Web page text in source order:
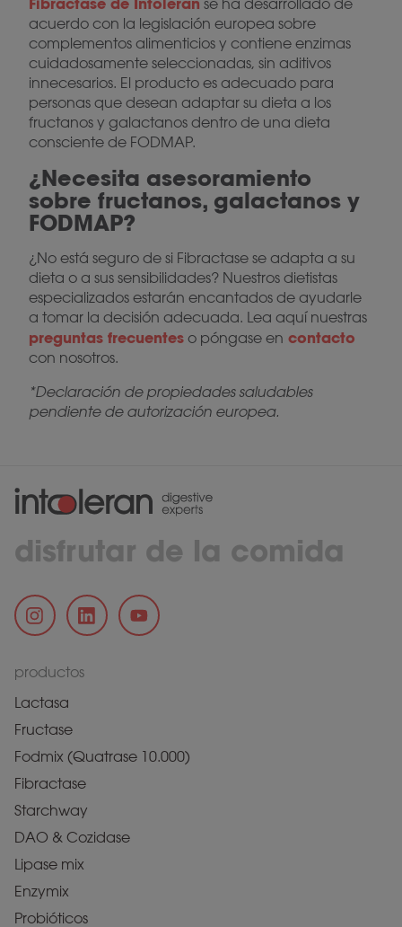
se ha desarrollado de
acuerdo con la legislación europea sobre
complementos alimenticios y contiene enzimas
cuidadosamente seleccionadas, sin aditivos
innecesarios. El producto es adecuado para
personas que desean adaptar su dieta a los
fructanos y galactanos dentro de una dieta
consciente de FODMAP.
¿Necesita asesoramiento
sobre fructanos, galactanos y
FODMAP?
¿No está seguro de si Fibractase se adapta a su
dieta o a sus sensibilidades? Nuestros dietistas
especializados estarán encantados de ayudarle
a tomar la decisión adecuada. Lea aquí nuestras
preguntas frecuentes o póngase en contacto
con nosotros.
*Declaración de propiedades saludables
pendiente de autorización europea.
disfrutar de la comida
productos
Lactasa
Fructase
Fodmix (Quatrase 10.000)
Fibractase
Starchway
DAO & Cozidase
Lipase mix
Enzymix
Probióticos